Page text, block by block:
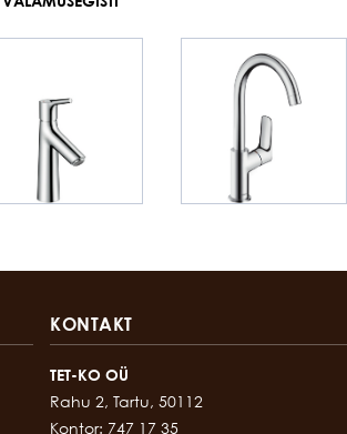
KONTAKT
TET-KO OÜ
Rahu 2, Tartu, 50112
Kontor: 747 17 35